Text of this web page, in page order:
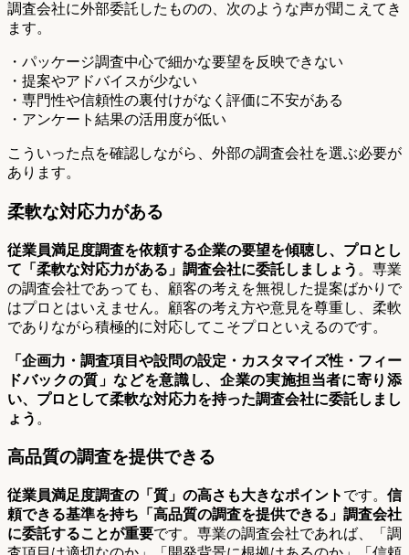
調査会社に外部委託したものの、次のような声が聞こえてき
ます。
・パッケージ調査中心で細かな要望を反映できない
・提案やアドバイスが少ない
・専門性や信頼性の裏付けがなく評価に不安がある
・アンケート結果の活用度が低い
こういった点を確認しながら、外部の調査会社を選ぶ必要が
あります。
柔軟な対応力がある
従業員満足度調査を依頼する企業の要望を傾聴し、プロとし
て「柔軟な対応力がある」調査会社に委託しましょう 。専業
の調査会社であっても、顧客の考えを無視した提案ばかりで
はプロとはいえません。顧客の考え方や意見を尊重し、柔軟
でありながら積極的に対応してこそプロといえるのです。
「企画力・調査項目や設問の設定・カスタマイズ性・フィー
ドバックの質」などを意識し、企業の実施担当者に寄り添
い、プロとして柔軟な対応力を持った調査会社に委託しまし
ょう 。
高品質の調査を提供できる
従業員満足度調査の「質」の高さも大きなポイント です。 信
頼できる基準を持ち「高品質の調査を提供できる」調査会社
に委託することが重要です。専業の調査会社であれば、「調